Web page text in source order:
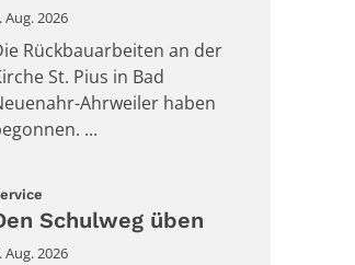
Aug. 2026
Rückbauarbeiten an der
St. Pius in Bad
Ahrweiler haben
...
Schulweg üben
Aug. 2026